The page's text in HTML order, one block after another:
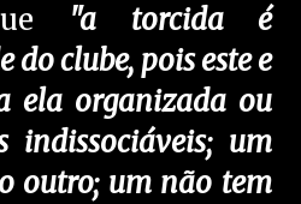
"a torcida é
do clube, pois este e
ela organizada ou
indissociáveis; um
outro; um não tem